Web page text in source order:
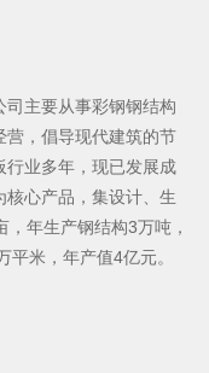
主要从事彩钢钢结构
营，倡导现代建筑的节
行业多年，现已发展成
核心产品，集设计、生
年生产钢结构3万吨，
米，年产值4亿元。